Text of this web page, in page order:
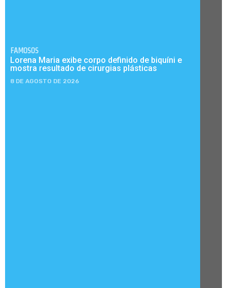
FAMOSOS
Lorena Maria exibe corpo definido de biquíni e
mostra resultado de cirurgias plásticas
8 DE AGOSTO DE 2026